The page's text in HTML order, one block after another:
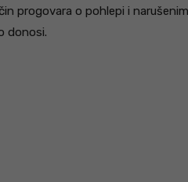
progovara o pohlepi i narušenim
donosi.